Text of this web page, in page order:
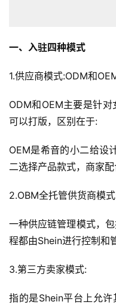
一、入驻四种模式
1.供应商模式:ODM和
ODM和OEM主要是针对
可以打版，区别在于:
OEM是希音的小二给设
二选择产品款式，商家
2.OBM全托管供货商模
一种供应链管理模式，
程都由Shein进行控制和
3.第三方卖家模式:
指的是Shein平台上允